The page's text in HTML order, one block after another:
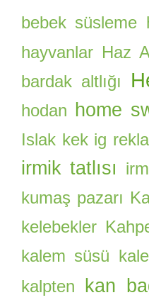
bebek süsleme
hayvanlar Haz
bardak altlığı
hodan home
Islak kek ig
irmik tatlısı
kumaş pazarı
kelebekler
kalem süsü
kalpten
kan